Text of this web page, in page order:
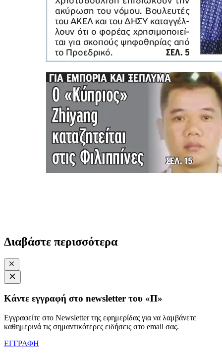
Διαβάστε περισσότερα
Κάντε εγγραφή στο newsletter του «Π»
Εγγραφείτε στο Newsletter της εφημερίδας για να λαμβάνετε
καθημερινά τις σημαντικότερες ειδήσεις στο email σας.
ΕΓΓΡΑΦΗ